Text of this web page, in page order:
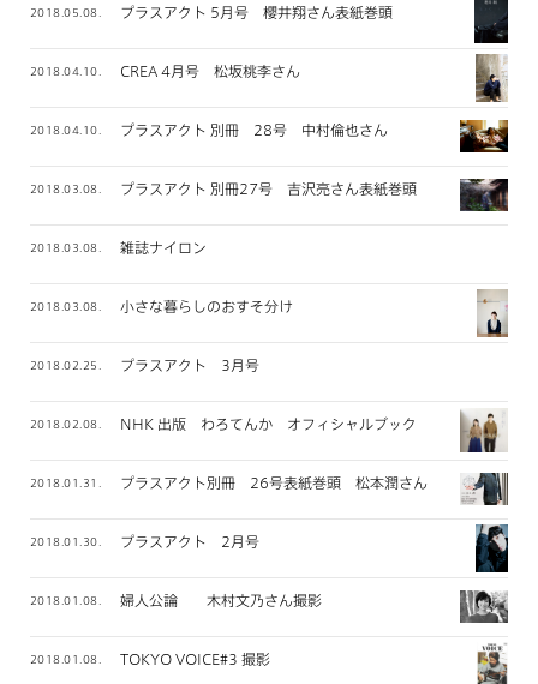
2018.05.08. プラスアクト 5月号 櫻井翔さん表紙巻頭
2018.04.10. CREA 4月号 松坂桃李さん
2018.04.10. プラスアクト 別冊 28号 中村倫也さん
2018.03.08. プラスアクト 別冊27号 吉沢亮さん表紙巻頭
2018.03.08. 雑誌ナイロン
2018.03.08. 小さな暮らしのおすそ分け
2018.02.25. プラスアクト 3月号
2018.02.08. NHK 出版 わろてんか オフィシャルブック
2018.01.31. プラスアクト別冊 26号表紙巻頭 松本潤さん
2018.01.30. プラスアクト 2月号
2018.01.08. 婦人公論 木村文乃さん撮影
2018.01.08. TOKYO VOICE#3 撮影